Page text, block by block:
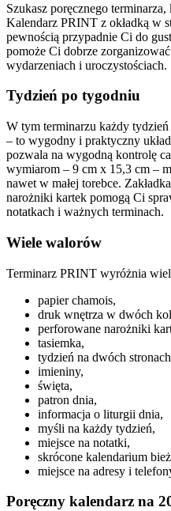
Szukasz poręcznego
Kalendarz PRINT z okładką w
pewnością przypadnie Ci do
pomoże Ci dobrze
wydarzeniach i uroczystościach.
Tydzień po tygodniu
W tym terminarzu każdy
– to wygodny i praktyczny
pozwala na wygodną kontrolę
wymiarom – 9 cm x 15,3 cm –
nawet w małej torebce.
narożniki kartek pomogą Ci
notatkach i ważnych terminach.
Wiele walorów
Terminarz PRINT wyróżnia
papier chamois,
druk wnętrza w dwóch
perforowane narożniki
tasiemka,
tydzień na dwóch
imieniny,
święta,
patron dnia,
informacja o liturgii dnia,
myśli na każdy tydzień,
miejsce na notatki,
skrócone kalendarium
miejsce na adresy i
Poręczny kalendarz na